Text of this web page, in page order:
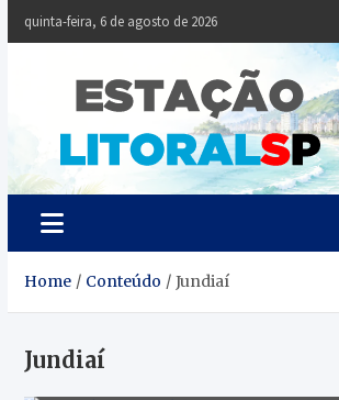
quinta-feira, 6 de agosto de 2026
Home Conteúdo Jundiaí
Jundiaí